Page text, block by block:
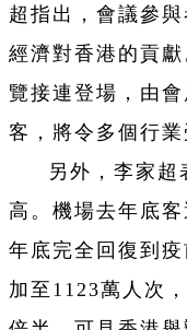
超指出，會議參
經濟對香港的貢
覽接連登場，由
客，將令多個行業
另外，李家超
高。機場去年底
年底完全回復到
加至1123萬人次